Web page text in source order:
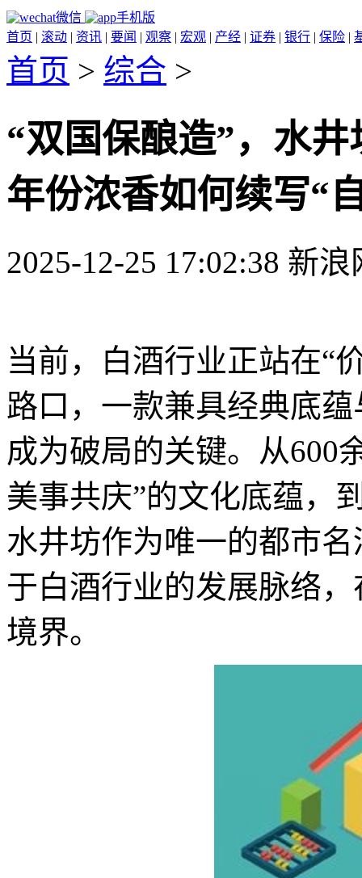
微信
手机版
首页 | 滚动 | 资讯 | 要闻 | 观察 | 宏观 | 产经 | 证券 | 银行 | 保险 |
首页 > 综合 >
“双国保酿造”，水井
年份浓香如何续写“
2025-12-25 17:02:38 新浪
当前，白酒行业正站在“
路口，一款兼具经典底
成为破局的关键。从600
美事共庆”的文化底蕴，
水井坊作为唯一的都市
于白酒行业的发展脉络
境界。